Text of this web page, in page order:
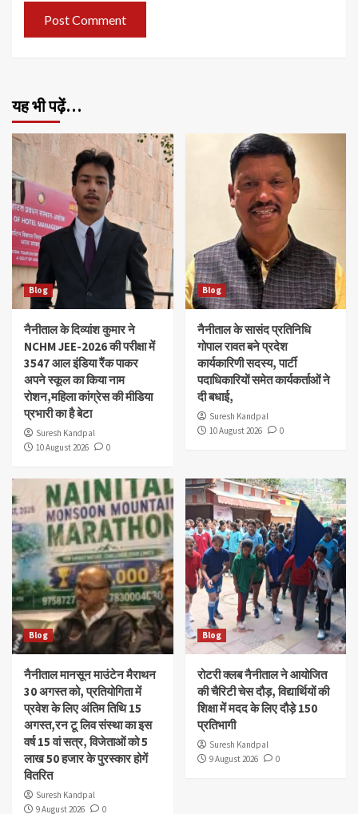
यह भी पढ़ें…
Blog
नैनीताल के दिव्यांश‌ कुमार ने
NCHM JEE-2026 की परीक्षा में
3547 आल इंडिया रैंक पाकर
अपने स्कूल का किया नाम
रोशन,महिला कांग्रेस की मीडिया
प्रभारी का है बेटा
Suresh Kandpal
10 August 2026
0
Blog
नैनीताल के सासंद प्रतिनिधि
गोपाल रावत बने प्रदेश
कार्यकारिणी सदस्य, पार्टी
पदाधिकारियों समेत कार्यकर्ताओं ने
दी बधाई,
Suresh Kandpal
10 August 2026
0
Blog
नैनीताल मानसून माउंटेन मैराथन
30 अगस्त को, प्रतियोगिता में
प्रवेश के लिए अंतिम तिथि 15
अगस्त,रन टू लिव संस्था का इस
वर्ष 15 वां सत्र, विजेताओं को 5
लाख 50 हजार के पुरस्कार होगें
वितरित
Suresh Kandpal
9 August 2026
0
Blog
रोटरी क्लब नैनीताल ने आयोजित
की चैरिटी चेस दौड़, विद्यार्थियों की
शिक्षा में मदद के लिए दौड़े 150
प्रतिभागी
Suresh Kandpal
9 August 2026
0